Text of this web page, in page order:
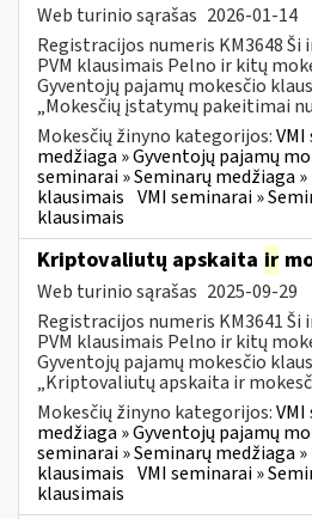
Web turinio sąrašas 2026-01-14
Registracijos numeris KM3648
PVM klausimais Pelno ir kitų
Gyventojų pajamų mokesčio
„Mokesčių įstatymų pakeitimai
Mokesčių žinyno kategorijos:
medžiaga » Gyventojų pajamų
seminarai » Seminarų medžiaga
klausimais VMI seminarai »
klausimais
Kriptovaliutų apskaita ir
Web turinio sąrašas 2025-09-29
Registracijos numeris KM3641
PVM klausimais Pelno ir kitų
Gyventojų pajamų mokesčio
„Kriptovaliutų apskaita ir
Mokesčių žinyno kategorijos:
medžiaga » Gyventojų pajamų
seminarai » Seminarų medžiaga
klausimais VMI seminarai »
klausimais